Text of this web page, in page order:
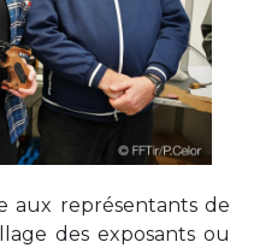
aux représentants de
des exposants ou